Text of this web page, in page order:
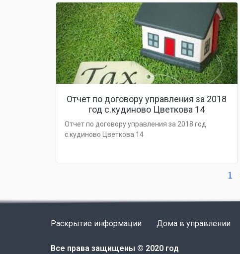
Отчет по договору управления за 2018
год с.кудиново Цветкова 14
Отчет по договору управления за 2018 год
с.кудиново Цветкова 14
1
Раскрытие информации Дома в управлении
Все права защищены © 2020 год